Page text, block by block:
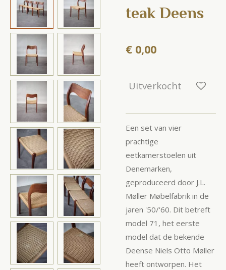
teak Deens
€ 0,00
Uitverkocht
Een set van vier
prachtige
eetkamerstoelen uit
Denemarken,
geproduceerd door J.L.
Møller Møbelfabrik in de
jaren '50/'60. Dit betreft
model 71, het eerste
model dat de bekende
Deense Niels Otto Møller
heeft ontworpen. Het